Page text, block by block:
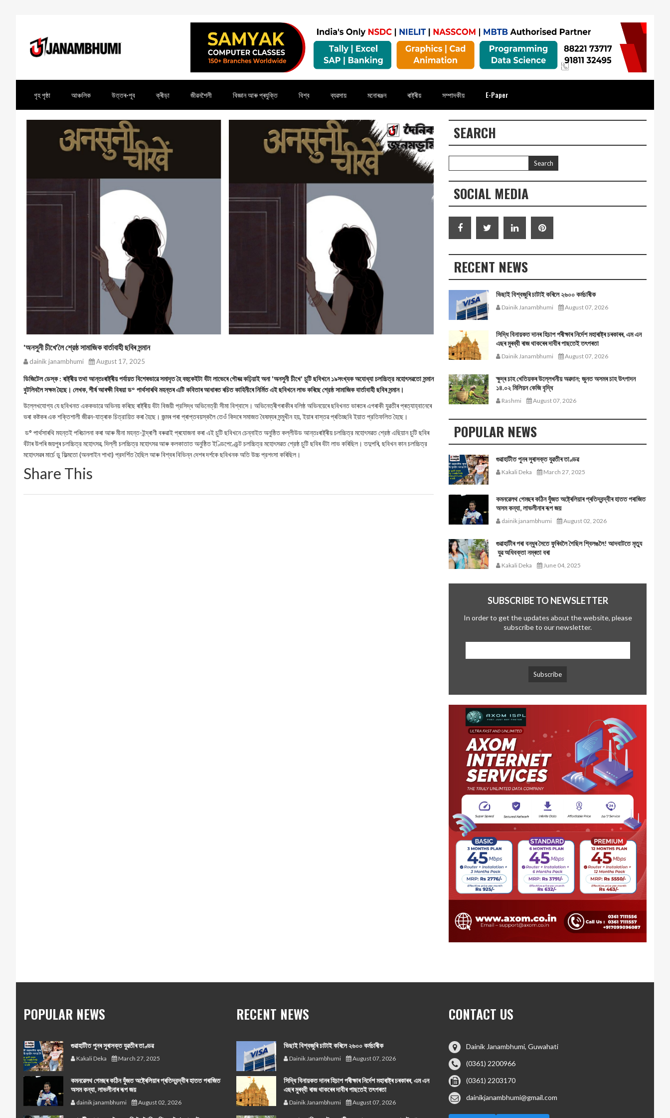
গৃহ পৃষ্ঠা আঞ্চলিক উত্তৰ-পূব ক্ৰীড়া জীৱনশৈলী বিজ্ঞান আৰু প্ৰযুক্তি বিশ্ব ব্যৱসায় মনোৰঞ্জন ৰাষ্ট্ৰীয় সম্পাদকীয় E-Paper
'অনসুনী চীখে'লৈ শ্রেষ্ঠ সামাজিক বার্তাবাহী ছবিৰ সন্মান
dainik janambhumi August 17, 2025
ডিজিটেল ডেস্ক : ৰাষ্ট্ৰীয় তথা আন্তঃৰাষ্ট্ৰীয় পৰ্যায়ত বিশেষভাৱে সমাদৃত হৈ বহুকেইটা বঁটা লাভেৰে গৌৰৱ কঢ়িয়াই অনা 'অনসুনী চীখে' চুটি ছবিখনে ১৯সংখ্যক অযোধ্যা চলচ্চিত্র মহোৎসৱতো সন্মান
বুটলিবলৈ সক্ষম হৈছে। লেখক, শীর্ষ আৰক্ষী বিষয়া ড° পাৰ্থসাৰথি মহন্তৰ এটি কবিতাৰ আধাৰত ৰচিত কাহিনীৰে নির্মিত এই ছবিখনে লাভ কৰিছে শ্রেষ্ঠ সামাজিক বার্তাবাহী ছবিৰ সন্মান।
উল্লেখযোগ্য যে ছবিখনত এককভাৱে অভিনয় কৰিছে ৰাষ্ট্ৰীয় বঁটা বিজয়ী প্রসিদ্ধ অভিনেত্রী সীমা বিশ্বাসে। অভিনেত্ৰীগৰাকীৰ বলিষ্ঠ অভিনয়েৰে ছবিখনত ভাৰতৰ এগৰাকী যুৱতীৰ প্ৰত্যাহ্বানেৰে
ভৰা কষ্টকৰ এক শক্তিশালী জীৱন-যাত্ৰাক চিত্রায়িত কৰা হৈছে। জন্মৰ পৰা প্ৰাপ্তবয়স্কলৈ তেওঁ কিদৰে সমাজত বৈষম্যৰ সন্মুখীন হয়, ইয়াৰ বাস্তৱ প্ৰতিচ্ছবি ইয়াত প্রতিফলিত হৈছে।
ড° পাৰ্থসাৰথি মহন্তই পৰিচালনা কৰা আৰু মীনা মহন্ত-ইন্দ্ৰাণী বৰুৱাই প্ৰযোজনা কৰা এই চুটি ছবিখনে চেন্নাইত অনুষ্ঠিত কল্লীউড আন্তঃৰাষ্ট্ৰীয় চলচ্চিত্র মহোৎসৱত শ্রেষ্ঠ এছিয়ান চুটি ছবিৰ
বঁটাৰ উপৰি জয়পুৰ চলচ্চিত্র মহোৎসৱ, দিল্লী চলচ্চিত্র মহোৎসৱ আৰু কলকাতাত অনুষ্ঠিত ইণ্ডিপেণ্ডেন্ট চলচ্চিত্র মহোৎসৱত শ্রেষ্ঠ চুটি ছবিৰ বঁটা লাভ কৰিছিল। তদুপৰি, ছবিখন কান চলচ্চিত্র
মহোৎসৱৰ মার্চে ডু ফিল্মতো (অনলাইন শাখা) প্রদর্শিত হৈছিল আৰু বিশ্বৰ বিভিন্ন দেশৰ দৰ্শকে ছবিখনক অতি উচ্চ প্রশংসা কৰিছিল।
Share This
SEARCH
SOCIAL MEDIA
RECENT NEWS
ভিছাই বিশ্বজুৰি চাটাই কৰিলে ২৬০০ কৰ্মচাৰীক
Dainik Janambhumi August 07, 2026
সিদ্ধি বিনায়কত দানৰ হিচাপ পৰীক্ষাৰ নিৰ্দেশ মহাৰাষ্ট্ৰ চৰকাৰৰ, এম এন
এছৰ মুৰব্বী ৰাজ থাকৰেৰ দাবীৰ পাছতেই তৎপৰতা
Dainik Janambhumi August 07, 2026
ক্ষুদ্ৰ চাহ খেতিয়কৰ উল্লেখনীয় অৱদান; জুনত অসমৰ চাহ উৎপাদন
১৪.০২ মিলিয়ন কেজি বৃদ্ধি
Rashmi August 07, 2026
POPULAR NEWS
গুৱাহাটীত পুনৰ সুৰাসক্ত যুৱতীৰ তাণ্ডৱ
Kakali Deka March 27, 2025
কমনৱেলথ গেমছৰ কঠিন যুঁজত অষ্ট্ৰেলিয়াৰ প্ৰতিদ্বন্দ্বীৰ হাতত পৰাজিত
অসম কন্যা, লাভলীনাৰ ৰূপ জয়
dainik janambhumi August 02, 2026
গুৱাহাটীৰ পৰা বন্ধুৰ সৈতে ফুৰিবলৈ গৈছিল শ্বিলঙলৈ! আদবাটতে মৃত্যু
যুৱ অধিবক্তা নম্ৰতা বৰা
Kakali Deka June 04, 2025
SUBSCRIBE TO NEWSLETTER
In order to get the updates about the website, please
subscribe to our newsletter.
POPULAR NEWS
গুৱাহাটীত পুনৰ সুৰাসক্ত যুৱতীৰ তাণ্ডৱ
Kakali Deka March 27, 2025
কমনৱেলথ গেমছৰ কঠিন যুঁজত অষ্ট্ৰেলিয়াৰ প্ৰতিদ্বন্দ্বীৰ হাতত পৰাজিত
অসম কন্যা, লাভলীনাৰ ৰূপ জয়
dainik janambhumi August 02, 2026
RECENT NEWS
ভিছাই বিশ্বজুৰি চাটাই কৰিলে ২৬০০ কৰ্মচাৰীক
Dainik Janambhumi August 07, 2026
সিদ্ধি বিনায়কত দানৰ হিচাপ পৰীক্ষাৰ নিৰ্দেশ মহাৰাষ্ট্ৰ চৰকাৰৰ, এম এন
এছৰ মুৰব্বী ৰাজ থাকৰেৰ দাবীৰ পাছতেই তৎপৰতা
Dainik Janambhumi August 07, 2026
CONTACT US
Dainik Janambhumi, Guwahati
(0361) 2200966
(0361) 2203170
dainikjanambhumi@gmail.com